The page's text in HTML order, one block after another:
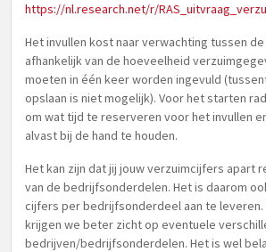
https://nl.research.net/r/
Het invullen kost naar verwachting tussen de
afhankelijk van de hoeveelheid
moeten in één keer worden ingevuld
opslaan is niet mogelijk). Voor het starten
om wat tijd te reserveren voor het invullen
alvast bij de hand te houden.
Het kan zijn dat jij jouw verzuimcijfers apart
van de bedrijfsonderdelen. Het is daarom
cijfers per bedrijfsonderdeel aan te leveren.
krijgen we beter zicht op eventuele
bedrijven/bedrijfsonderdelen. Het is wel